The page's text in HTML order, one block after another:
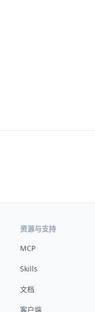
资源与支持
MCP
Skills
文档
客户端